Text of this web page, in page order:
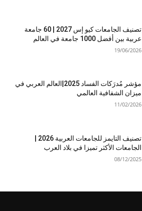
تصنيف الجامعات كيو إس 2027 | 60 جامعة
عربية بين أفضل 1000 جامعة في العالم
19/06/2026
مؤشر مُدرَكات الفساد 2025|العالم العربي في
ميزان الشفافية العالمي
11/02/2026
الجامعات الأكثر تميزا في بلاد العرب
08/12/2025